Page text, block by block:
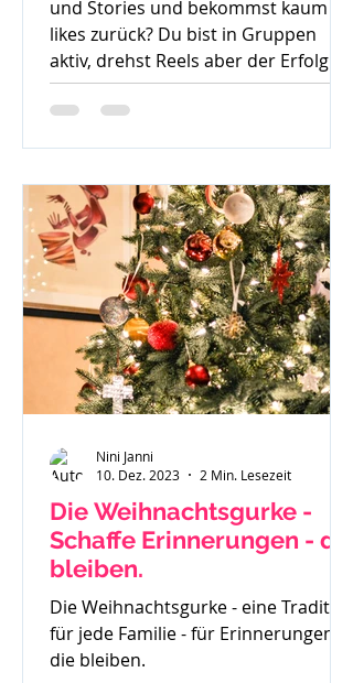
und Stories und bekommst kaum
likes zurück? Du bist in Gruppen
aktiv, drehst Reels aber der Erfolg
bleibt aus. So langsam weißt du
nicht mehr weiter. Was denn noch
besonders überzeugt von einem
geschriebenen Beitrag bist - läuft
dieser gar nicht. Du weißt in dir drin
- ich kann richtig was, ich habe eine
Botschaft aber scheinbar hört sie
Niemand oder
Die Weihnachtsgurke -
Schaffe Erinnerungen - die
bleiben.
Die Weihnachtsgurke - eine Tradition
für jede Familie - für Erinnerungen
die bleiben.
Nini Janni
10. Dez. 2023
2 Min. Lesezeit